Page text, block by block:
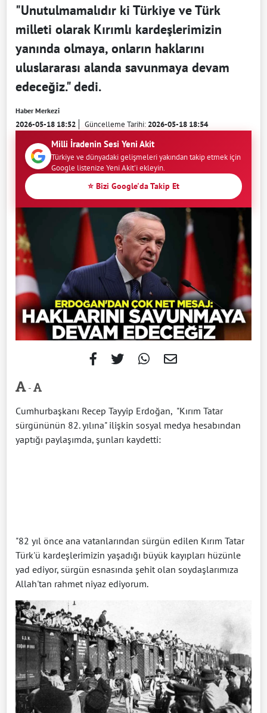
"Unutulmamalıdır ki Türkiye ve Türk
milleti olarak Kırımlı kardeşlerimizin
yanında olmaya, onların haklarını
uluslararası alanda savunmaya devam
edeceğiz." dedi.
Haber Merkezi
2026-05-18 18:52 Güncelleme Tarihi:2026-05-18 18:54
Milli İradenin Sesi Yeni Akit
Türkiye ve dünyadaki gelişmeleri yakından takip etmek için
Google listenize Yeni Akit'i ekleyin.
⭐ Bizi Google'da Takip Et
-
Cumhurbaşkanı Recep Tayyip Erdoğan, "Kırım Tatar
sürgününün 82. yılına" ilişkin sosyal medya hesabından
yaptığı paylaşımda, şunları kaydetti:
"82 yıl önce ana vatanlarından sürgün edilen Kırım Tatar
Türk'ü kardeşlerimizin yaşadığı büyük kayıpları hüzünle
yad ediyor, sürgün esnasında şehit olan soydaşlarımıza
Allah'tan rahmet niyaz ediyorum.